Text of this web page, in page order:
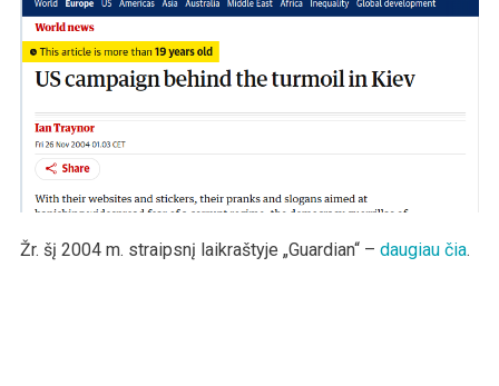
Žr. šį 2004 m. straipsnį laikraštyje „Guardian“ – daugiau čia.